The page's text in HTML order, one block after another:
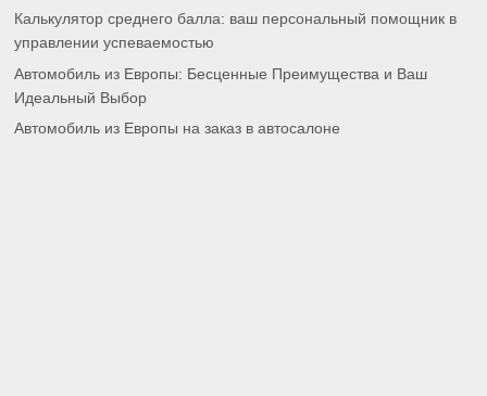
Калькулятор среднего балла: ваш персональный помощник в
управлении успеваемостью
Автомобиль из Европы: Бесценные Преимущества и Ваш
Идеальный Выбор
Автомобиль из Европы на заказ в автосалоне